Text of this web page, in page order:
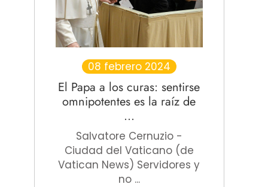
08 febrero 2024
El Papa a los curas: sentirse
omnipotentes es la raíz de
...
Salvatore Cernuzio -
Ciudad del Vaticano (de
Vatican News) Servidores y
no ...